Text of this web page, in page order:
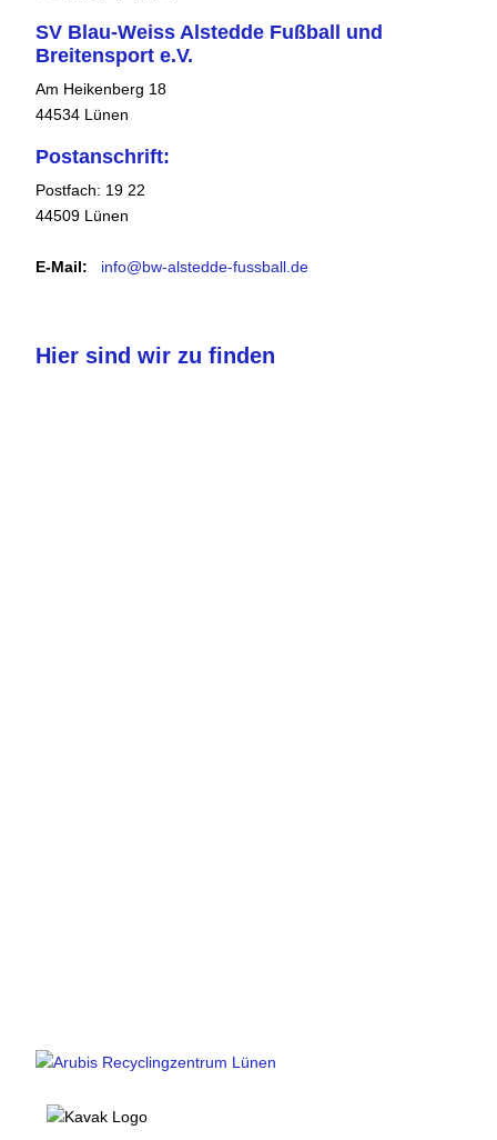
SV Blau-Weiss Alstedde Fußball und
Breitensport e.V.
Am Heikenberg 18
44534 Lünen
Postanschrift:
Postfach: 19 22
44509 Lünen
E-Mail: info@bw-alstedde-fussball.de
Hier sind wir zu finden